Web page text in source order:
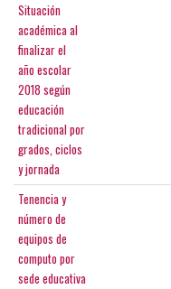
Situación
académica al
finalizar el
año escolar
2018 según
educación
tradicional por
grados, ciclos
y jornada
Tenencia y
número de
equipos de
computo por
sede educativa